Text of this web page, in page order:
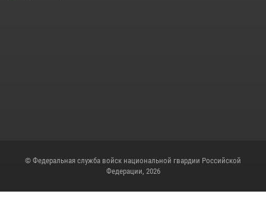
© Федеральная служба войск национальной гвардии Российской
Федерации, 2026